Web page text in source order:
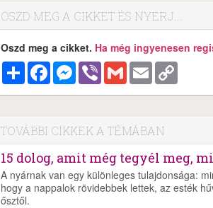
OSZD MEG A CIKKET ÉS NYERJ...
Oszd meg a cikket. Ha még ingyenesen
MegosztásFacebookMessenger
Viber Gmail Email
TOVÁBBI CIKKEK A TÉMÁBAN
15 dolog, amit még tegyél meg,
A nyárnak van egy különleges tulajdonsága:
hogy a nappalok rövidebbek lettek, az esték
ősztől.